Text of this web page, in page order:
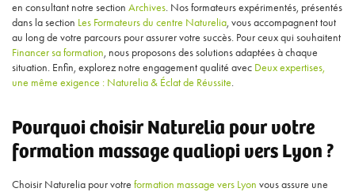
en consultant notre section Archives. Nos formateurs expérimentés, présentés
dans la section Les Formateurs du centre Naturelia, vous accompagnent tout
au long de votre parcours pour assurer votre succès. Pour ceux qui souhaitent
Financer sa formation, nous proposons des solutions adaptées à chaque
situation. Enfin, explorez notre engagement qualité avec Deux expertises,
une même exigence : Naturelia & Éclat de Réussite.
Pourquoi choisir Naturelia pour votre
formation massage qualiopi vers Lyon ?
Choisir Naturelia pour votre formation massage vers Lyon vous assure une